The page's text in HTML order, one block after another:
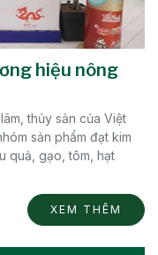
hiệu nông
thủy sản của Việt
sản phẩm đạt kim
quả, gạo, tôm, hạt
XEM THÊM